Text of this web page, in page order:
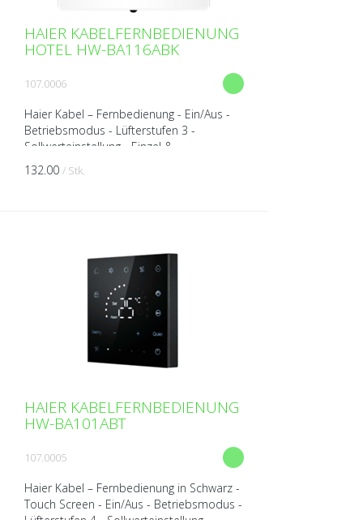
HAIER KABELFERNBEDIENUNG
HOTEL HW-BA116ABK
107.0006
Haier Kabel – Fernbedienung - Ein/Aus -
Betriebsmodus - Lüfterstufen 3 -
Sollwerteinstellung - Einzel &
Gruppensteuerung (max. 16 IG) -
Einfaches Design - Geringe Masse: ...
132.00 / Stk.
HAIER KABELFERNBEDIENUNG
HW-BA101ABT
107.0005
Haier Kabel – Fernbedienung in Schwarz -
Touch Screen - Ein/Aus - Betriebsmodus -
Lüfterstufen 4 - Sollwerteinstellung -